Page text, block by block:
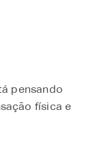
pensando
física e